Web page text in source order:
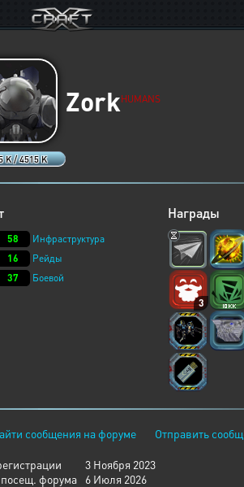
K / 4515 K
ZorkHUMANS
58
Инфраструктура
16
Рейды
37
Боевой
Награды
3
сообщения на форуме Отправить
3 Ноября 2023
форума
6 Июля 2026